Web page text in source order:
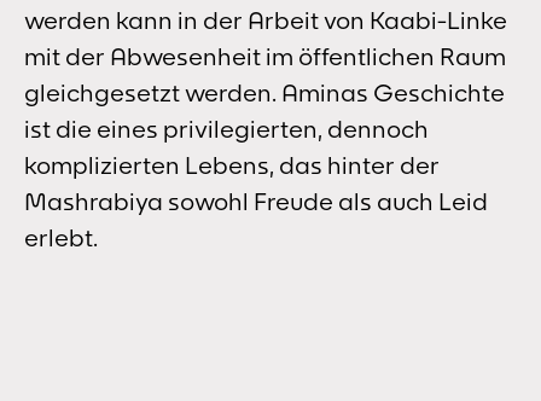
werden kann in der Arbeit von Kaabi-Linke
mit der Abwesenheit im öffentlichen Raum
gleichgesetzt werden. Aminas Geschichte
ist die eines privilegierten, dennoch
komplizierten Lebens, das hinter der
Mashrabiya sowohl Freude als auch Leid
erlebt.